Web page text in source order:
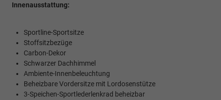
Innenausstattung:
Sportline-Sportsitze
Stoffsitzbezüge
Carbon-Dekor
Schwarzer Dachhimmel
Ambiente-Innenbeleuchtung
Beheizbare Vordersitze mit Lordosenstütze
3-Speichen-Sportlederlenkrad beheizbar